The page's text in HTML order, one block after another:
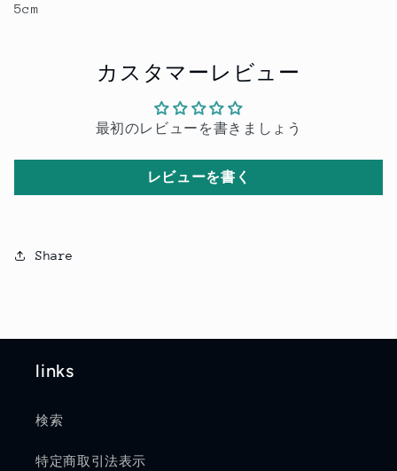
5cm
カスタマーレビュー
最初のレビューを書きましょう
レビューを書く
Share
links
検索
特定商取引法表示